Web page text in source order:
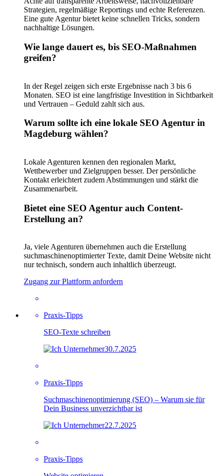
Strategien, regelmäßige Reportings und echte Referenzen.
Eine gute Agentur bietet keine schnellen Tricks, sondern
nachhaltige Lösungen.
Wie lange dauert es, bis SEO-Maßnahmen
greifen?
In der Regel zeigen sich erste Ergebnisse nach 3 bis 6
Monaten. SEO ist eine langfristige Investition in Sichtbarkeit
und Vertrauen – Geduld zahlt sich aus.
Warum sollte ich eine lokale SEO Agentur in
Magdeburg wählen?
Lokale Agenturen kennen den regionalen Markt,
Wettbewerber und Zielgruppen besser. Der persönliche
Kontakt erleichtert zudem Abstimmungen und stärkt die
Zusammenarbeit.
Bietet eine SEO Agentur auch Content-
Erstellung an?
Ja, viele Agenturen übernehmen auch die Erstellung
suchmaschinenoptimierter Texte, damit Deine Website nicht
nur technisch, sondern auch inhaltlich überzeugt.
Zugang zur Plattform anfordern
Praxis-Tipps
SEO-Texte schreiben
30.7.2025
Praxis-Tipps
Suchmaschinenoptimierung (SEO) – Warum sie für
Dein Business unverzichtbar ist
22.7.2025
Praxis-Tipps